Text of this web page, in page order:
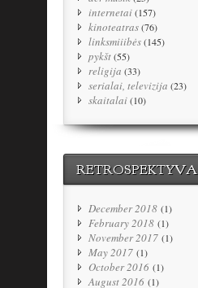
internetai(157)
kinoteatras(76)
linksmiiibės(145)
pykšt(55)
religija (33)
serialai, televizija (23)
skaitalai(10)
RETROSPEKTYVA
December 2018 (1)
February 2018 (1)
November 2017 (1)
May 2017 (1)
October 2016 (1)
August 2016 (1)